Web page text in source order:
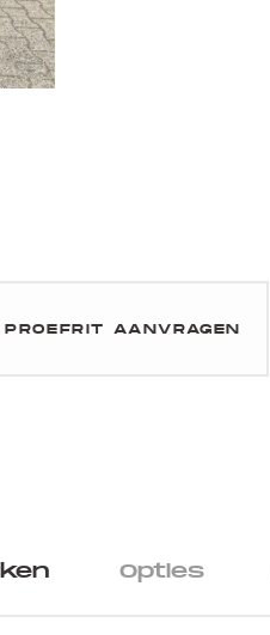
PROEFRIT AANVRAGEN
Opties